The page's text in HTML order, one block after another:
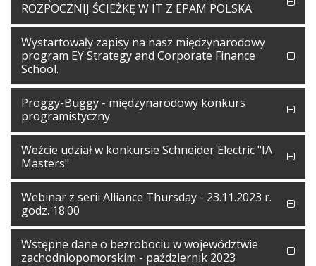
ROZPOCZNIJ ŚCIEŻKĘ W IT Z EPAM POLSKA
Wystartowały zapisy na nasz międzynarodowy
program EY Strategy and Corporate Finance
School.
Proggy-Buggy - międzynarodowy konkurs
programistyczny
Weźcie udział w konkursie Schneider Electric "IA
Masters"
Webinar z serii Alliance Thursday - 23.11.2023 r.
godz. 18:00
Wstępne dane o bezrobociu w województwie
zachodniopomorskim - październik 2023